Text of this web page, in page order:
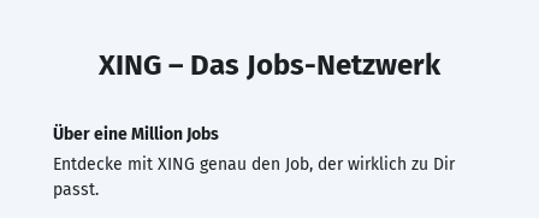
XING – Das Jobs-Netzwerk
Über eine Million Jobs
Entdecke mit XING genau den Job, der wirklich zu Dir
passt.